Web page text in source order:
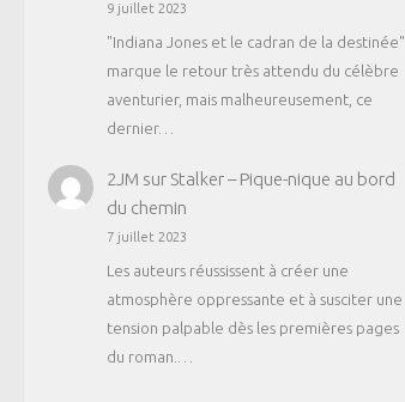
9 juillet 2023
"Indiana Jones et le cadran de la destinée"
marque le retour très attendu du célèbre
aventurier, mais malheureusement, ce
dernier…
2JM sur Stalker – Pique-nique au bord
du chemin
7 juillet 2023
Les auteurs réussissent à créer une
atmosphère oppressante et à susciter une
tension palpable dès les premières pages
du roman.…